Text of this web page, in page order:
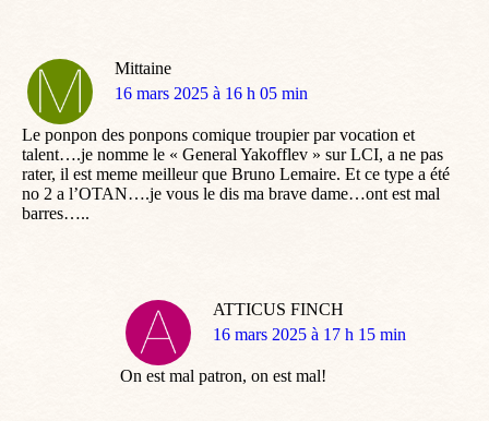
Mittaine
dit
16 mars 2025 à 16 h 05 min
Le ponpon des ponpons comique troupier par vocation et
talent….je nomme le « General Yakofflev » sur LCI, a ne pas
rater, il est meme meilleur que Bruno Lemaire. Et ce type a été
no 2 a l’OTAN….je vous le dis ma brave dame…ont est mal
barres…..
ATTICUS FINCH
dit
16 mars 2025 à 17 h 15 min
On est mal patron, on est mal!